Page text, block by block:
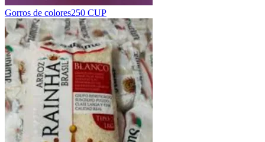
Gorros de colores250 CUP